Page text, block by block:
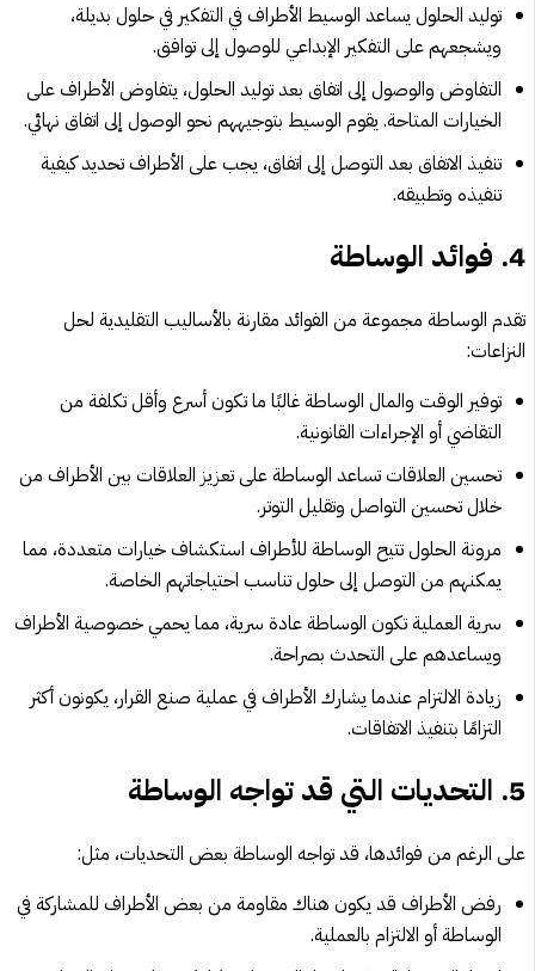
توليد الحلول يساعد الوسيط الأطراف في التفكير في حلول بديلة،
ويشجعهم على التفكير الإبداعي للوصول إلى توافق.
التفاوض والوصول إلى اتفاق بعد توليد الحلول، يتفاوض الأطراف على
الخيارات المتاحة. يقوم الوسيط بتوجيههم نحو الوصول إلى اتفاق نهائي.
تنفيذ الاتفاق بعد التوصل إلى اتفاق، يجب على الأطراف تحديد كيفية
تنفيذه وتطبيقه.
4. فوائد الوساطة
تقدم الوساطة مجموعة من الفوائد مقارنة بالأساليب التقليدية لحل
النزاعات:
توفير الوقت والمال الوساطة غالبًا ما تكون أسرع وأقل تكلفة من
التقاضي أو الإجراءات القانونية.
تحسين العلاقات تساعد الوساطة على تعزيز العلاقات بين الأطراف من
خلال تحسين التواصل وتقليل التوتر.
مرونة الحلول تتيح الوساطة للأطراف استكشاف خيارات متعددة، مما
يمكنهم من التوصل إلى حلول تناسب احتياجاتهم الخاصة.
سرية العملية تكون الوساطة عادة سرية، مما يحمي خصوصية الأطراف
ويساعدهم على التحدث بصراحة.
زيادة الالتزام عندما يشارك الأطراف في عملية صنع القرار، يكونون أكثر
التزامًا بتنفيذ الاتفاقات.
5. التحديات التي قد تواجه الوساطة
على الرغم من فوائدها، قد تواجه الوساطة بعض التحديات، مثل:
رفض الأطراف قد يكون هناك مقاومة من بعض الأطراف للمشاركة في
الوساطة أو الالتزام بالعملية.